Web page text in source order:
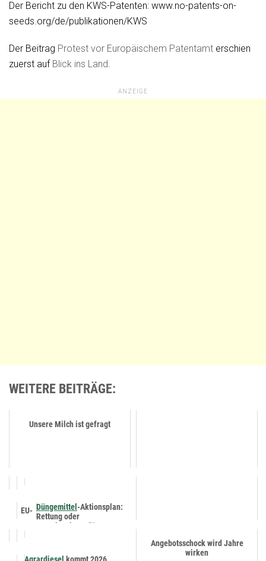
Der Bericht zu den KWS-Patenten: www.no-patents-on-
seeds.org/de/publikationen/KWS
Der Beitrag Protest vor Europäischem Patentamt erschien
zuerst auf Blick ins Land.
ANZEIGE
WEITERE BEITRÄGE:
Unsere Milch ist gefragt
EU- Düngemittel -Aktionsplan:
Rettung oder
Mogelpackung für
Angebotsschock wird Jahre
wirken